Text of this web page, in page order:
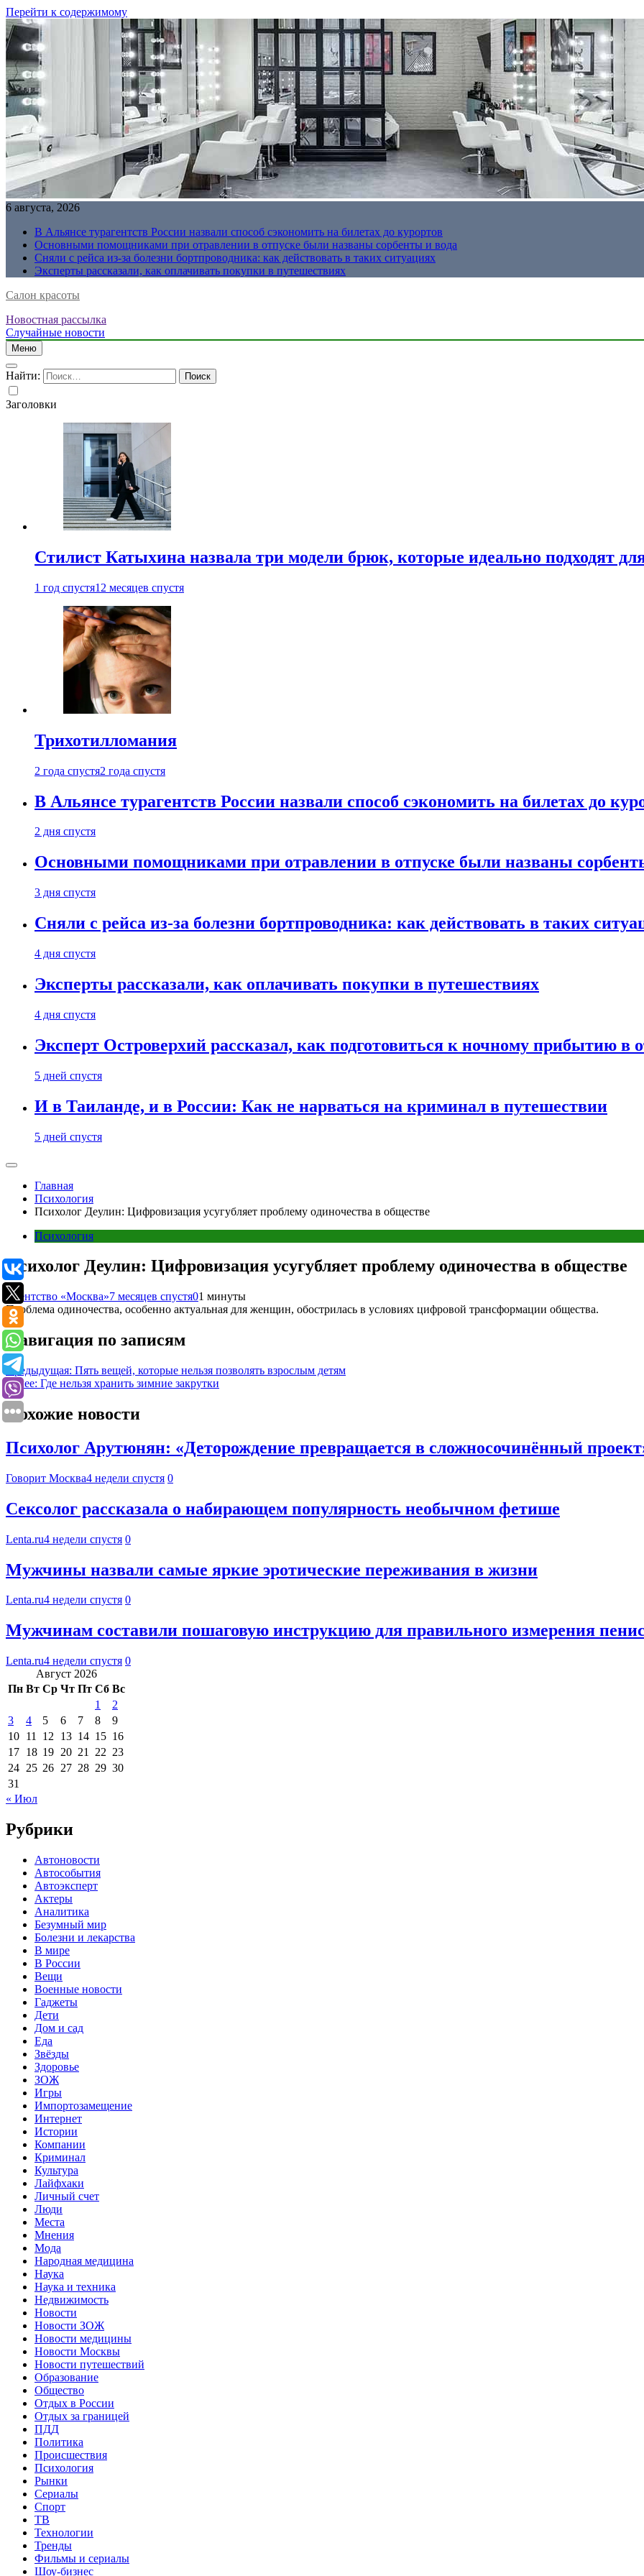
Перейти к содержимому
6 августа, 2026
В Альянсе турагентств России назвали способ сэкономить на билетах до курортов
Основными помощниками при отравлении в отпуске были названы сорбенты и вода
Сняли с рейса из-за болезни бортпроводника: как действовать в таких ситуациях
Эксперты рассказали, как оплачивать покупки в путешествиях
Салон красоты
Новостная рассылка
Случайные новости
Меню
Найти:
Заголовки
Стилист Катыхина назвала три модели брюк, которые идеально подходят
1 год спустя12 месяцев спустя
Трихотилломания
2 года спустя2 года спустя
В Альянсе турагентств России назвали способ сэкономить на билетах до
2 дня спустя
Основными помощниками при отравлении в отпуске были названы
3 дня спустя
Сняли с рейса из-за болезни бортпроводника: как действовать в таких
4 дня спустя
Эксперты рассказали, как оплачивать покупки в путешествиях
4 дня спустя
Эксперт Островерхий рассказал, как подготовиться к ночному прибытию в
5 дней спустя
И в Таиланде, и в России: Как не нарваться на криминал в путешествии
5 дней спустя
Главная
Психология
Психолог Деулин: Цифровизация усугубляет проблему одиночества в обществе
Психология
Психолог Деулин: Цифровизация усугубляет проблему одиночества в обществе
Агентство «Москва»7 месяцев спустя01 минуты
Проблема одиночества, особенно актуальная для женщин, обострилась в условиях цифровой трансформации общества.
Навигация по записям
Предыдущая: Пять вещей, которые нельзя позволять взрослым детям
Далее: Где нельзя хранить зимние закрутки
Похожие новости
Психолог Арутюнян: «Деторождение превращается в сложносочинённый
Говорит Москва4 недели спустя 0
Сексолог рассказала о набирающем популярность необычном фетише
Lenta.ru4 недели спустя 0
Мужчины назвали самые яркие эротические переживания в жизни
Lenta.ru4 недели спустя 0
Мужчинам составили пошаговую инструкцию для правильного измерения
Lenta.ru4 недели спустя 0
Август 2026
Пн Вт Ср Чт Пт Сб Вс
1
2
3
4 5 6 7 8
9
10 11 12 13 14 15 16
17 18 19 20 21 22 23
24 25 26 27 28 29 30
31
« Июл
Рубрики
Автоновости
Автособытия
Автоэксперт
Актеры
Аналитика
Безумный мир
Болезни и лекарства
В мире
В России
Вещи
Военные новости
Гаджеты
Дети
Дом и сад
Еда
Звёзды
Здоровье
ЗОЖ
Игры
Импортозамещение
Интернет
Истории
Компании
Криминал
Культура
Лайфхаки
Личный счет
Люди
Места
Мнения
Мода
Народная медицина
Наука
Наука и техника
Недвижимость
Новости
Новости ЗОЖ
Новости медицины
Новости Москвы
Новости путешествий
Образование
Общество
Отдых в России
Отдых за границей
ПДД
Политика
Происшествия
Психология
Рынки
Сериалы
Спорт
ТВ
Технологии
Тренды
Фильмы и сериалы
Шоу-бизнес